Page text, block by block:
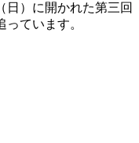
日）に開かれた第三回
ています。